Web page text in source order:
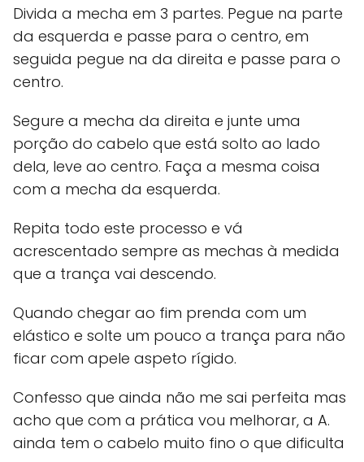
Divida a mecha em 3 partes. Pegue na parte
da esquerda e passe para o centro, em
seguida pegue na da direita e passe para o
centro.
Segure a mecha da direita e junte uma
porção do cabelo que está solto ao lado
dela, leve ao centro. Faça a mesma coisa
com a mecha da esquerda.
Repita todo este processo e vá
acrescentado sempre as mechas à medida
que a trança vai descendo.
Quando chegar ao fim prenda com um
elástico e solte um pouco a trança para não
ficar com apele aspeto rígido.
Confesso que ainda não me sai perfeita mas
acho que com a prática vou melhorar, a A.
ainda tem o cabelo muito fino o que dificulta